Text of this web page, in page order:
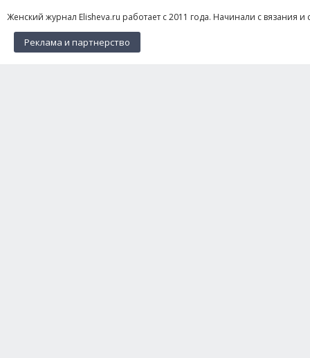
Женский журнал Elisheva.ru работает с 2011 года. Начинали с вязания
Реклама и партнерство